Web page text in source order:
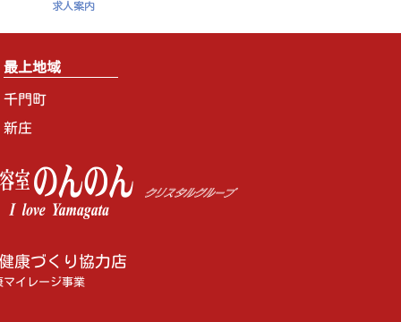
最上地域
千門町
新庄
康づくり協力店
マイレージ事業